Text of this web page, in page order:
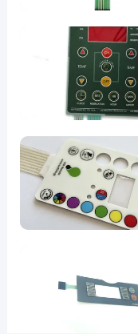
membraan
van de
huis het
grafische
bekleding
#
#
3M467 zelfklevende